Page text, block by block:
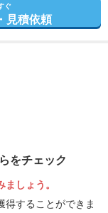
ぐ
見積依頼
をチェック
しょう。
することができま